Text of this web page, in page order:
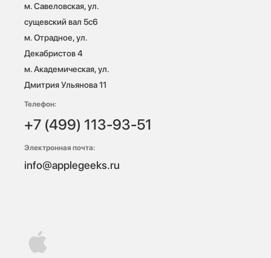
м. Савеловская, ул.
сущевский вал 5с6
м. Отрадное, ул.
Декабристов 4
м. Академическая, ул.
Дмитрия Ульянова 11
Телефон:
+7 (499) 113-93-51
Электронная почта:
info@applegeeks.ru